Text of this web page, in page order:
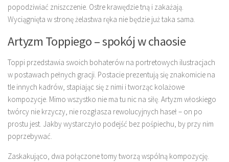
popodziwiać zniszczenie. Ostre krawędzie tną i zakażają.
Wyciągnięta w stronę żelastwa ręka nie będzie już taka sama.
Artyzm Toppiego – spokój w chaosie
Toppi przedstawia swoich bohaterów na portretowych ilustracjach
w postawach pełnych gracji. Postacie prezentują się znakomicie na
tle innych kadrów, stapiając się z nimi i tworząc kolażowe
kompozycje. Mimo wszystko nie ma tu nic na siłę. Artyzm włoskiego
twórcy nie krzyczy, nie rozgłasza rewolucyjnych haseł – on po
prostu jest. Jakby wystarczyło podejść bez pośpiechu, by przy nim
poprzebywać.
Zaskakująco, dwa połączone tomy tworzą wspólną kompozycję.